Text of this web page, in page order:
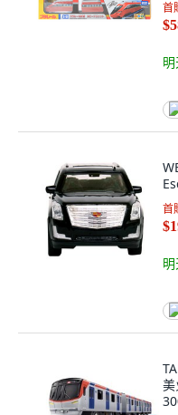
首
首
美